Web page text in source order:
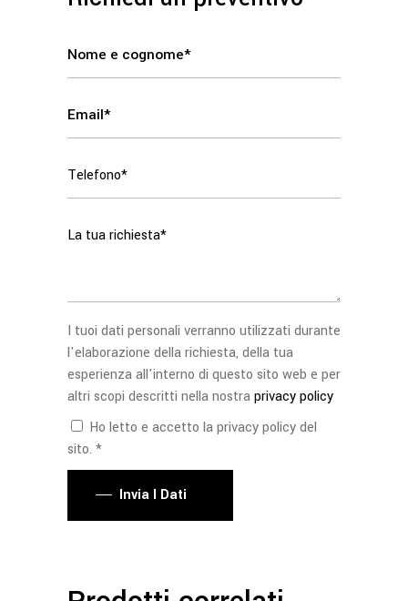
I tuoi dati personali verranno utilizzati durante
l'elaborazione della richiesta, della tua
esperienza all'interno di questo sito web e per
altri scopi descritti nella nostraprivacy policy
Ho letto e accetto la privacy policy del
sito. *
Invia I Dati